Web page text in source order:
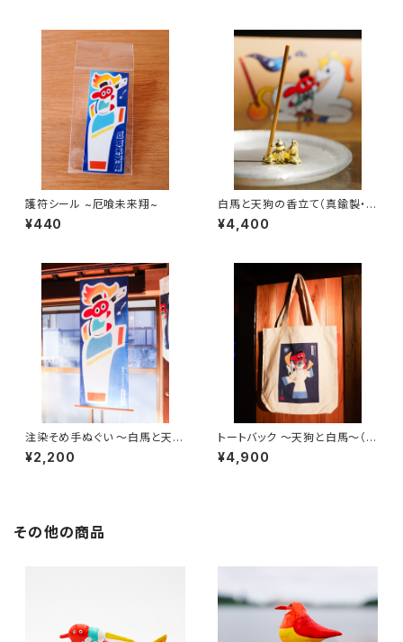
護符シール ~厄喰未来翔~
¥440
白馬と天狗の香立て（真鍮製・約
縦1.5cm×横2.2cm）
¥4,400
注染そめ手ぬぐい 〜白馬と天
狗〜 (36×90cm)
¥2,200
トートバック 〜天狗と白馬〜（か
ばん部分 高さ約39cm）
¥4,900
その他の商品